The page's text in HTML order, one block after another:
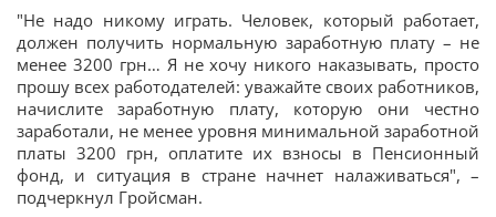
"Не надо никому играть. Человек, который работает,
должен получить нормальную заработную плату – не
менее 3200 грн… Я не хочу никого наказывать, просто
прошу всех работодателей: уважайте своих работников,
начислите заработную плату, которую они честно
заработали, не менее уровня минимальной заработной
платы 3200 грн, оплатите их взносы в Пенсионный
фонд, и ситуация в стране начнет налаживаться", –
подчеркнул Гройсман.